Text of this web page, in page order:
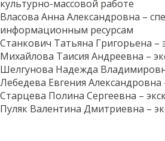
культурно-массовой работе
Власова Анна Александровна –
информационным ресурсам
Станкович Татьяна Григорьена –
Михайлова Таисия Андреевна –
Шелгунова Надежда
Лебедева Евгения Александровна
Старцева Полина Сергеевна –
Пуляк Валентина Дмитриевна –